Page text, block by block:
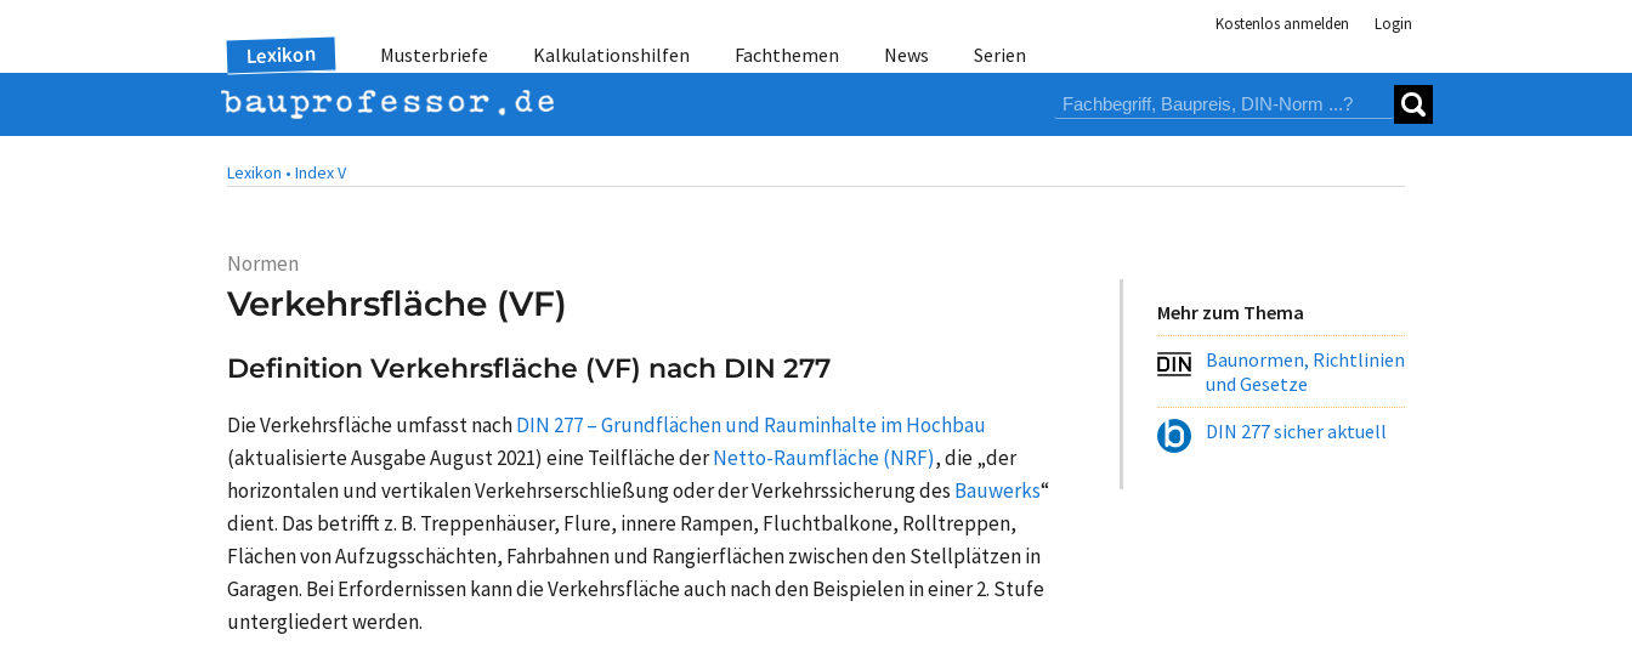
Kostenlos anmelden Login
Lexikon Musterbriefe Kalkulationshilfen Fachthemen News Serien
Lexikon • Index V
Normen
Verkehrsfläche (VF)
Definition Verkehrsfläche (VF) nach DIN 277
Die Verkehrsfläche umfasst nachDIN 277 – Grundflächen und Rauminhalte im Hochbau
(aktualisierte Ausgabe August 2021) eine Teilfläche derNetto-Raumfläche (NRF), die „der
horizontalen und vertikalen Verkehrserschließung oder der Verkehrssicherung des Bauwerks“
dient. Das betrifftz. B. Treppenhäuser, Flure, innere Rampen, Fluchtbalkone, Rolltreppen,
Flächen von Aufzugsschächten, Fahrbahnen und Rangierflächen zwischen den Stellplätzen in
Garagen. Bei Erfordernissen kann die Verkehrsfläche auch nach den Beispielen in einer2. Stufe
untergliedert werden.
Mehr zum Thema
Baunormen, Richtlinien
und Gesetze
DIN 277 sicher aktuell